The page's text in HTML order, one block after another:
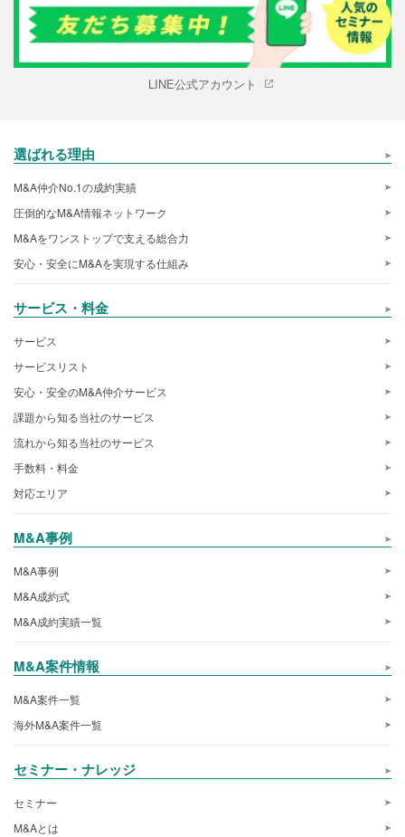
LINE公式アカウント
選ばれる理由
M&A仲介No.1の成約実績
圧倒的なM&A情報ネットワーク
M&Aをワンストップで支える総合力
安心・安全にM&Aを実現する仕組み
サービス・料金
サービス
サービスリスト
安心・安全のM&A仲介サービス
課題から知る当社のサービス
流れから知る当社のサービス
手数料・料金
対応エリア
M&A事例
M&A事例
M&A成約式
M&A成約実績一覧
M&A案件情報
M&A案件一覧
海外M&A案件一覧
セミナー・ナレッジ
セミナー
M&Aとは